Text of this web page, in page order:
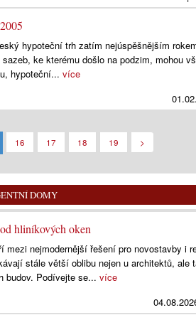
hypoteční trh zatím nejúspěšnějším
ke kterému došlo na podzim, mohou
hypoteční...více
16 17 18 19 >
DOMY
hliníkových oken
mezi nejmodernější řešení pro novostavby i
stále větší oblibu nejen u architektů, ale
budov. Podívejte se...více